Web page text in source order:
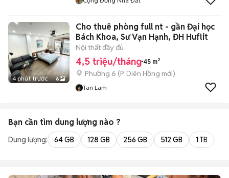
4 phút trước 6
Cho thuê phòng full nt - gần Đại học
Bách Khoa, Sư Vạn Hạnh, ĐH Huflit
Nội thất đầy đủ
4,5 triệu/tháng 45 m²
Phường 6 (P. Diên Hồng mới)
Tan Lam
Bạn cần tìm dung lượng nào ?
Dung lượng: 64 GB 128 GB 256 GB 512 GB 1 TB